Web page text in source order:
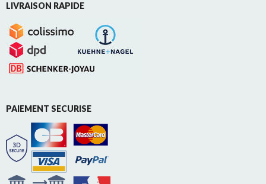
LIVRAISON RAPIDE
PAIEMENT SECURISE